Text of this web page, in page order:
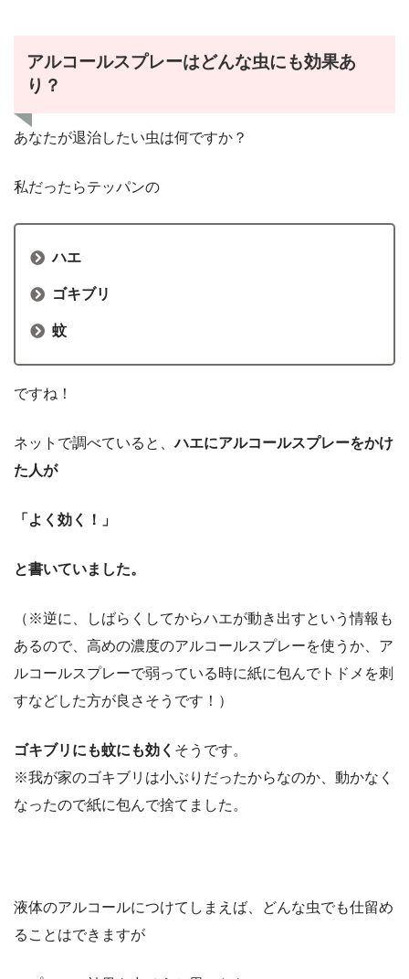
アルコールスプレーはどんな虫にも効果あ
り？
あなたが退治したい虫は何ですか？
私だったらテッパンの
ハエ
ゴキブリ
蚊
ですね！
ネットで調べていると、ハエにアルコールスプレーをかけ
た人が
「よく効く！」
と書いていました。
（※逆に、しばらくしてからハエが動き出すという情報も
あるので、高めの濃度のアルコールスプレーを使うか、ア
ルコールスプレーで弱っている時に紙に包んでトドメを刺
すなどした方が良さそうです！）
ゴキブリにも蚊にも効く そうです。
※我が家のゴキブリは小ぶりだったからなのか、動かなく
なったので紙に包んで捨てました。
液体のアルコールにつけてしまえば、どんな虫でも仕留め
ることはできますが